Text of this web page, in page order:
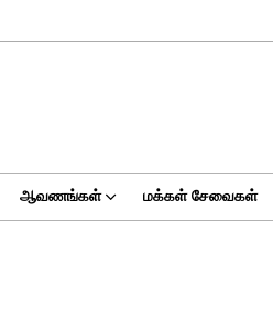
ஆவணங்கள் மக்கள் சேவைகள்